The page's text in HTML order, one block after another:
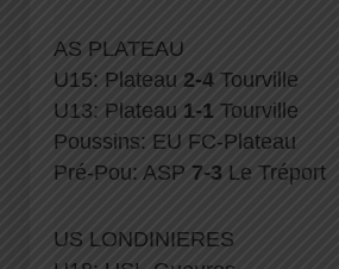
AS PLATEAU
U15: Plateau 2-4 Tourville
U13: Plateau 1-1 Tourville
Poussins: EU FC-Plateau
Pré-Pou: ASP 7-3 Le Tréport
US LONDINIERES